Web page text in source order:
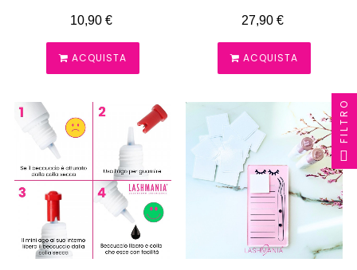
Prezzo
10,90 €
ACQUISTA
Prezzo
27,90 €
ACQUISTA
FILTRO